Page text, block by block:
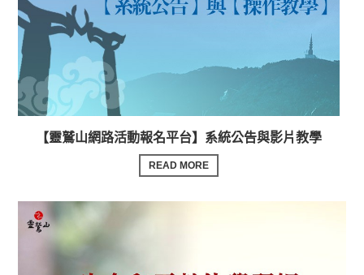
【靈鷲山網路活動報名平台】系統公告與影片教學
READ MORE